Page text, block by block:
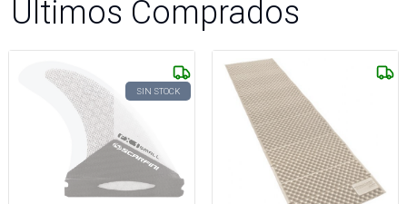
Últimos Comprados
SIN STOCK